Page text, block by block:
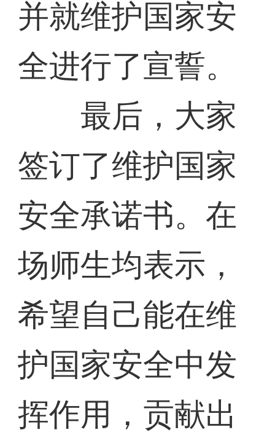
并就维护国家安
全进行了宣誓。
最后，大家
签订了维护国家
安全承诺书。在
场师生均表示，
希望自己能在维
护国家安全中发
挥作用，贡献出